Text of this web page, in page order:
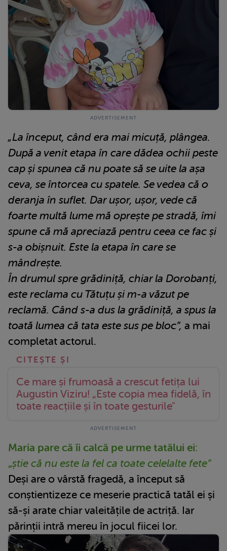
„La început, când era mai micuță, plângea.
După a venit etapa în care dădea ochii peste
cap și spunea că nu poate să se uite la așa
ceva, se întorcea cu spatele. Se vedea că o
deranja în suflet. Dar ușor, ușor, vede că
foarte multă lume mă oprește pe stradă, îmi
spune că mă apreciază pentru ceea ce fac și
s-a obișnuit. Este la etapa în care se
mândrește.
În drumul spre grădiniță, chiar la Dorobanți,
este reclama cu Tătuțu și m-a văzut pe
reclamă. Când s-a dus la grădiniță, a spus la
toată lumea că tata este sus pe bloc”, a mai
completat actorul.
Ce mare și frumoasă a crescut fetița lui
Augustin Viziru! „Este copia mea fidelă, în
toate reacțiile și în toate gesturile"
Maria pare că îi calcă pe urme tatălui ei:
„știe că nu este la fel ca toate celelalte fete”
Deși are o vârstă fragedă, a început să
conștientizeze ce meserie practică tatăl ei și
să-și arate chiar valeitățile de actriță. Iar
părinții intră mereu în jocul fiicei lor.